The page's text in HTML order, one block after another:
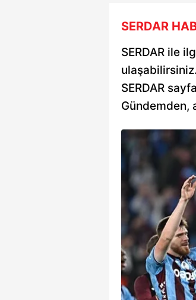
SERDAR
SERDAR ile
SERDAR
Gündemden,